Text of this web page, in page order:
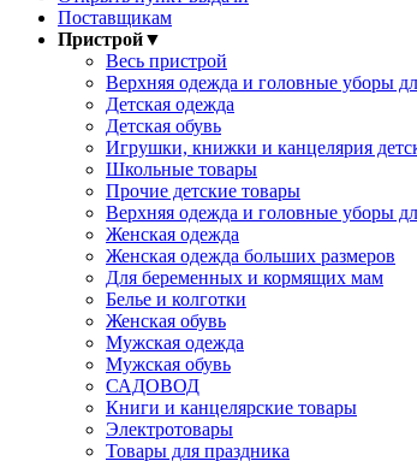
Поставщикам
Пристрой▼
Весь пристрой
Верхняя одежда и головные уборы
Детская одежда
Детская обувь
Игрушки, книжки и канцелярия
Школьные товары
Прочие детские товары
Верхняя одежда и головные уборы
Женская одежда
Женская одежда больших размеров
Для беременных и кормящих мам
Белье и колготки
Женская обувь
Мужская одежда
Мужская обувь
САДОВОД
Книги и канцелярские товары
Электротовары
Товары для праздника